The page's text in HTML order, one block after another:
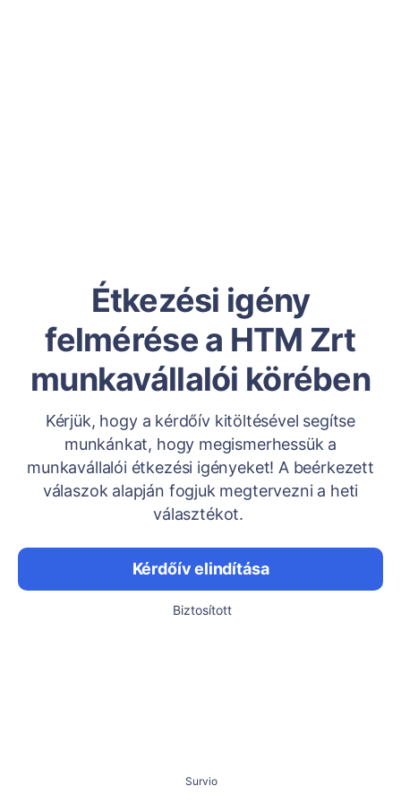
Étkezési igény
felmérése a HTM Zrt
munkavállalói körében
Kérjük, hogy a kérdőív kitöltésével segítse
munkánkat, hogy megismerhessük a
munkavállalói étkezési igényeket! A beérkezett
válaszok alapján fogjuk megtervezni a heti
választékot.
Kérdőív elindítása
Biztosított
Survio